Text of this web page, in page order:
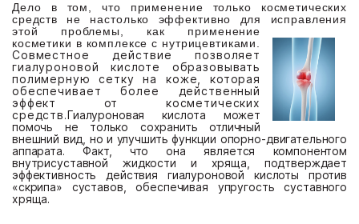
Дело в том, что применение только косметических
средств не настолько эффективно для исправления
этой проблемы, как применение
косметики в комплексе с нутрицевтиками.
Совместное действие позволяет
гиалуроновой кислоте образовывать
полимерную сетку на коже, которая
обеспечивает более действенный
эффект от косметических
средств. Гиалуроновая кислота может
помочь не только сохранить отличный
внешний вид, но и улучшить функции опорно-двигательного
аппарата. Факт, что она является компонентом
внутрисуставной жидкости и хряща, подтверждает
эффективность действия гиалуроновой кислоты против
«скрипа» суставов, обеспечивая упругость суставного
хряща.